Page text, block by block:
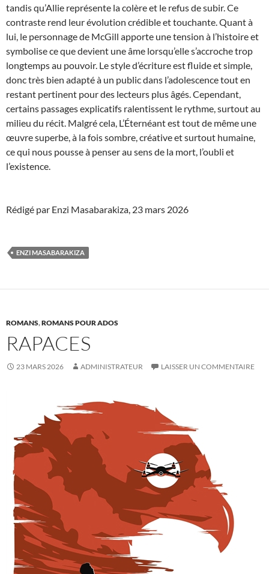
tandis qu’Allie représente la colère et le refus de subir. Ce
contraste rend leur évolution crédible et touchante. Quant à
lui, le personnage de McGill apporte une tension à l’histoire et
symbolise ce que devient une âme lorsqu’elle s’accroche trop
longtemps au pouvoir. Le style d’écriture est fluide et simple,
donc très bien adapté à un public dans l’adolescence tout en
restant pertinent pour des lecteurs plus âgés. Cependant,
certains passages explicatifs ralentissent le rythme, surtout au
milieu du récit. Malgré cela, L’Éternéant est tout de même une
œuvre superbe, à la fois sombre, créative et surtout humaine,
ce qui nous pousse à penser au sens de la mort, l’oubli et
l’existence.
Rédigé par Enzi Masabarakiza, 23 mars 2026
ENZI MASABARAKIZA
ROMANS,ROMANS POUR ADOS
RAPACES
23 MARS 2026 ADMINISTRATEUR LAISSER UN COMMENTAIRE